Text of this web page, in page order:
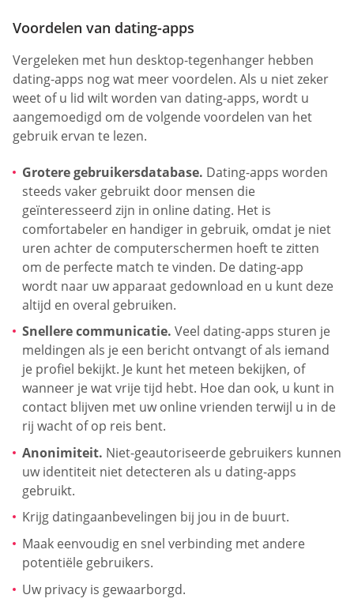
Voordelen van dating-apps
Vergeleken met hun desktop-tegenhanger hebben
dating-apps nog wat meer voordelen. Als u niet zeker
weet of u lid wilt worden van dating-apps, wordt u
aangemoedigd om de volgende voordelen van het
gebruik ervan te lezen.
Grotere gebruikersdatabase. Dating-apps worden
steeds vaker gebruikt door mensen die
geïnteresseerd zijn in online dating. Het is
comfortabeler en handiger in gebruik, omdat je niet
uren achter de computerschermen hoeft te zitten
om de perfecte match te vinden. De dating-app
wordt naar uw apparaat gedownload en u kunt deze
altijd en overal gebruiken.
Snellere communicatie. Veel dating-apps sturen je
meldingen als je een bericht ontvangt of als iemand
je profiel bekijkt. Je kunt het meteen bekijken, of
wanneer je wat vrije tijd hebt. Hoe dan ook, u kunt in
contact blijven met uw online vrienden terwijl u in de
rij wacht of op reis bent.
Anonimiteit. Niet-geautoriseerde gebruikers kunnen
uw identiteit niet detecteren als u dating-apps
gebruikt.
Krijg datingaanbevelingen bij jou in de buurt.
Maak eenvoudig en snel verbinding met andere
potentiële gebruikers.
Uw privacy is gewaarborgd.